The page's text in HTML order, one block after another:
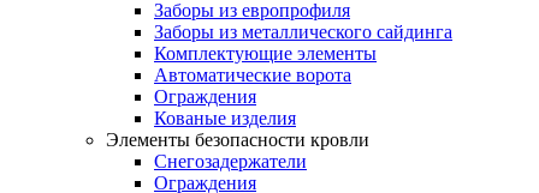
Заборы из европрофиля
Заборы из металлического сайдинга
Комплектующие элементы
Автоматические ворота
Ограждения
Кованые изделия
Элементы безопасности кровли
Снегозадержатели
Ограждения